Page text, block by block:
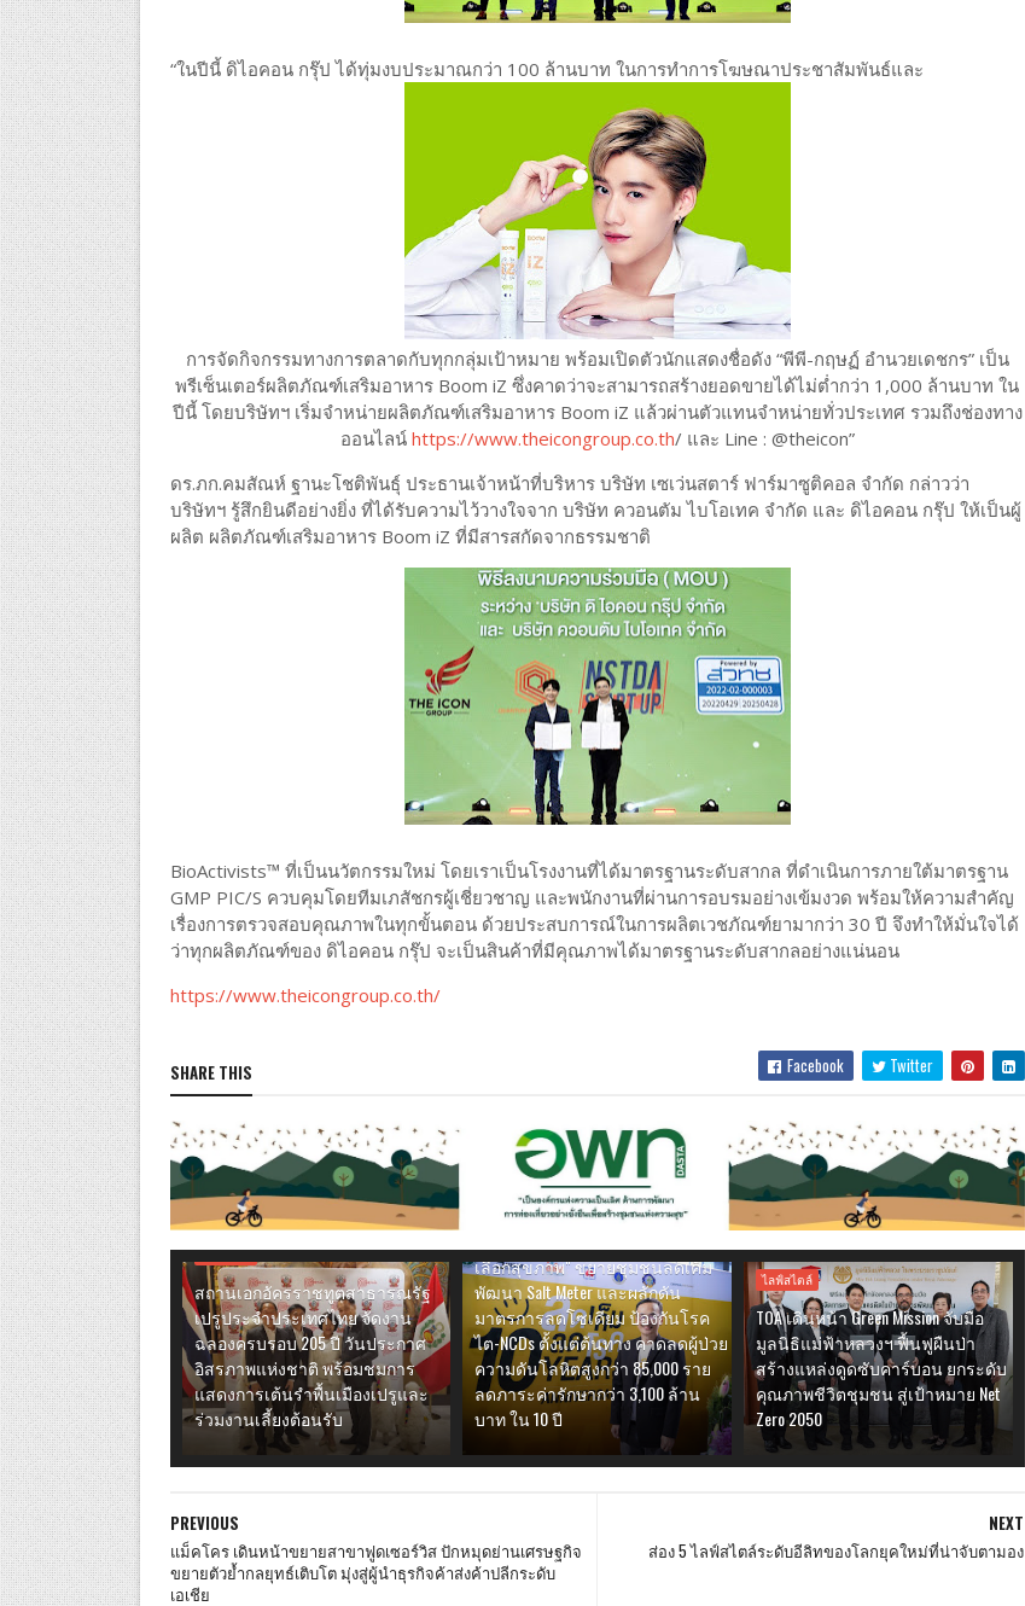
“ในปีนี้ ดิไอคอน กรุ๊ป ได้ทุ่มงบประมาณกว่า 100 ล้านบาท ในการทำการโฆษณาประชาสัมพันธ์และ
การจัดกิจกรรมทางการตลาดกับทุกกลุ่มเป้าหมาย พร้อมเปิดตัวนักแสดงชื่อดัง “พีพี-กฤษฏ์ อำนวยเดชกร” เป็น
พรีเซ็นเตอร์ผลิตภัณฑ์เสริมอาหาร Boom iZ ซึ่งคาดว่าจะสามารถสร้างยอดขายได้ไม่ต่ำกว่า 1,000 ล้านบาท ใน
ปีนี้ โดยบริษัทฯ เริ่มจำหน่ายผลิตภัณฑ์เสริมอาหาร Boom iZ แล้วผ่านตัวแทนจำหน่ายทั่วประเทศ รวมถึงช่องทาง
ออนไลน์ https://www.theicongroup.co.th/ และ Line : @theicon”
ดร.ภก.คมสัณห์ ฐานะโชติพันธุ์ ประธานเจ้าหน้าที่บริหาร บริษัท เซเว่นสตาร์ ฟาร์มาซูติคอล จำกัด กล่าวว่า
บริษัทฯ รู้สึกยินดีอย่างยิ่ง ที่ได้รับความไว้วางใจจาก บริษัท ควอนตัม ไบโอเทค จำกัด และ ดิไอคอน กรุ๊ป ให้เป็นผู้
ผลิต ผลิตภัณฑ์เสริมอาหาร Boom iZ ที่มีสารสกัดจากธรรมชาติ
BioActivists™ ที่เป็นนวัตกรรมใหม่ โดยเราเป็นโรงงานที่ได้มาตรฐานระดับสากล ที่ดำเนินการภายใต้มาตรฐาน
GMP PIC/S ควบคุมโดยทีมเภสัชกรผู้เชี่ยวชาญ และพนักงานที่ผ่านการอบรมอย่างเข้มงวด พร้อมให้ความสำคัญ
เรื่องการตรวจสอบคุณภาพในทุกขั้นตอน ด้วยประสบการณ์ในการผลิตเวชภัณฑ์ยามากว่า 30 ปี จึงทำให้มั่นใจได้
ว่าทุกผลิตภัณฑ์ของ ดิไอคอน กรุ๊ป จะเป็นสินค้าที่มีคุณภาพได้มาตรฐานระดับสากลอย่างแน่นอน
https://www.theicongroup.co.th/
SHARE THIS Facebook Twitter
ไลฟ์สไตล์
สถานเอกอัครราชทูตสาธารณรัฐ
เปรูประจำประเทศไทย จัดงาน
ฉลองครบรอบ 205 ปี วันประกาศ
อิสรภาพแห่งชาติ พร้อมชมการ
แสดงการเต้นรำพื้นเมืองเปรูและ
ร่วมงานเลี้ยงต้อนรับ
ไลฟ์สไตล์
เครือข่ายลดบริโภคเค็ม ชี้ผู้ป่วยโรค
ไตเรื้อรังไทยทะลุ 1 ล้านคน ชู สสส.
เดินหน้าขับเคลื่อนสังคมลดเค็มผ่าน
เลือกสุขภาพ" ขยายชุมชนลดเค็ม
พัฒนา Salt Meter และผลักดัน
มาตรการลดโซเดียม ป้องกันโรค
ไต-NCDs ตั้งแต่ต้นทาง คาดลดผู้ป่วย
ความดันโลหิตสูงกว่า 85,000 ราย
ลดภาระค่ารักษากว่า 3,100 ล้าน
บาท ใน 10 ปี
ไลฟ์สไตล์
TOA เดินหน้า Green Mission จับมือ
มูลนิธิแม่ฟ้าหลวงฯ ฟื้นฟูผืนป่า
สร้างแหล่งดูดซับคาร์บอน ยกระดับ
คุณภาพชีวิตชุมชน สู่เป้าหมาย Net
Zero 2050
NEXT
ส่อง 5 ไลฟ์สไตล์ระดับอีลิทของโลกยุคใหม่ที่น่าจับตามอง
PREVIOUS
แม็คโคร เดินหน้าขยายสาขาฟูดเซอร์วิส ปักหมุดย่านเศรษฐกิจ
ขยายตัวย้ำกลยุทธ์เติบโต มุ่งสู่ผู้นำธุรกิจค้าส่งค้าปลีกระดับ
เอเชีย